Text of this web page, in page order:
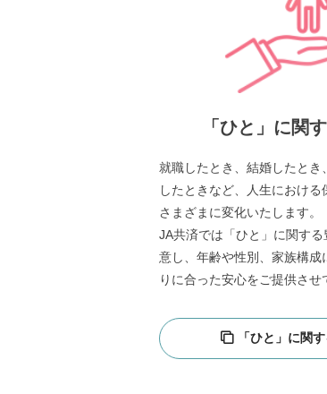
「ひと」に関
就職したとき、結婚したとき
したときなど、人生における
さまざまに変化いたします。
JA共済では「ひと」に関する
意し、年齢や性別、家族構成
りに合った安心をご提供させ
「ひと」に関